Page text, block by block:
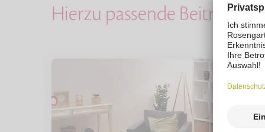
Hierzu passende Beiträge